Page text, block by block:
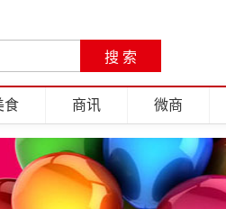
食 商讯 微商